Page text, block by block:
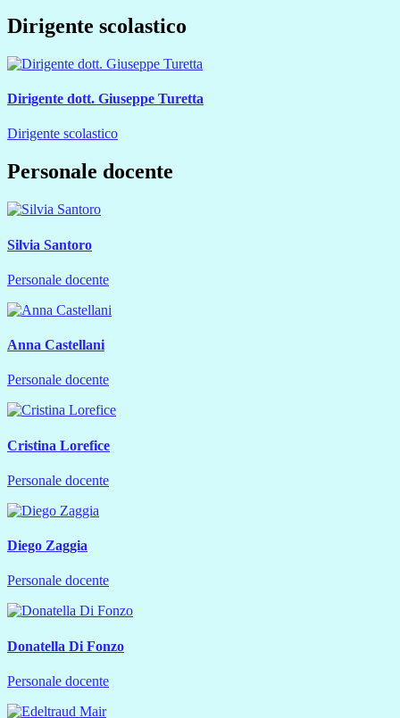
Dirigente scolastico
Dirigente dott. Giuseppe Turetta
Dirigente scolastico
Personale docente
Silvia Santoro
Personale docente
Anna Castellani
Personale docente
Cristina Lorefice
Personale docente
Diego Zaggia
Personale docente
Donatella Di Fonzo
Personale docente